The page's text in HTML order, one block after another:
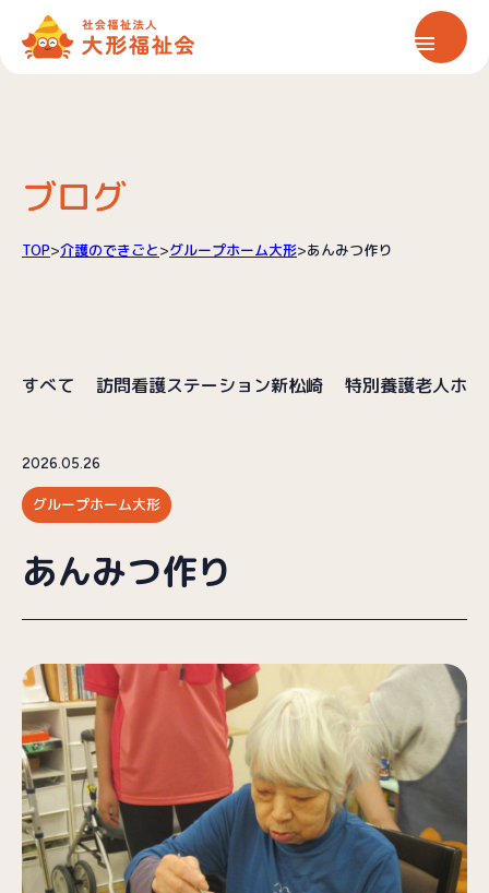
大形福祉会について
保育サービス
情報公開
お知らせ
お問い合わせ
プライバシーポリシー
ブログ
TOP>介護のできごと>グループホーム大形>あんみつ作り
すべて 訪問看護ステーション新松崎 特別養護老人ホ
2026.05.26
グループホーム大形
あんみつ作り